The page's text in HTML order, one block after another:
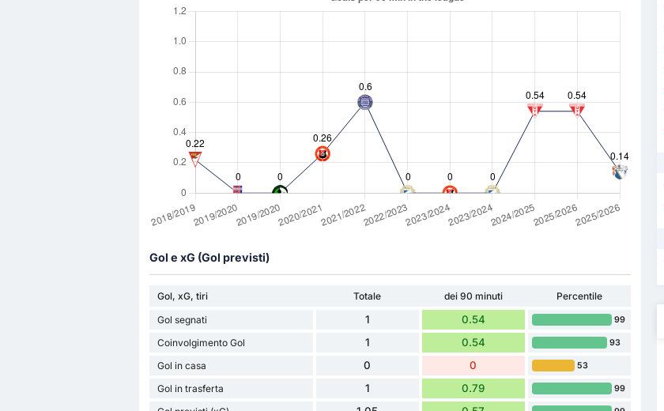
Gol e xG (Gol previsti)
Gol, xG, tiri Totale dei 90 minuti
Percentile
Gol segnati
1 0.54 99
Coinvolgimento Gol 1 0.54 93
Gol in casa 0 0 53
Gol in trasferta 1 0.79 99